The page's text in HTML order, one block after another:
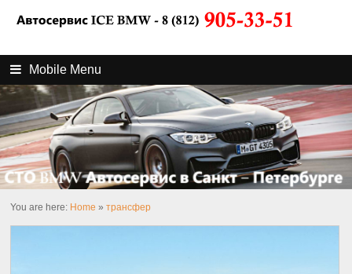
Mobile Menu
You are here: Home »трансфер